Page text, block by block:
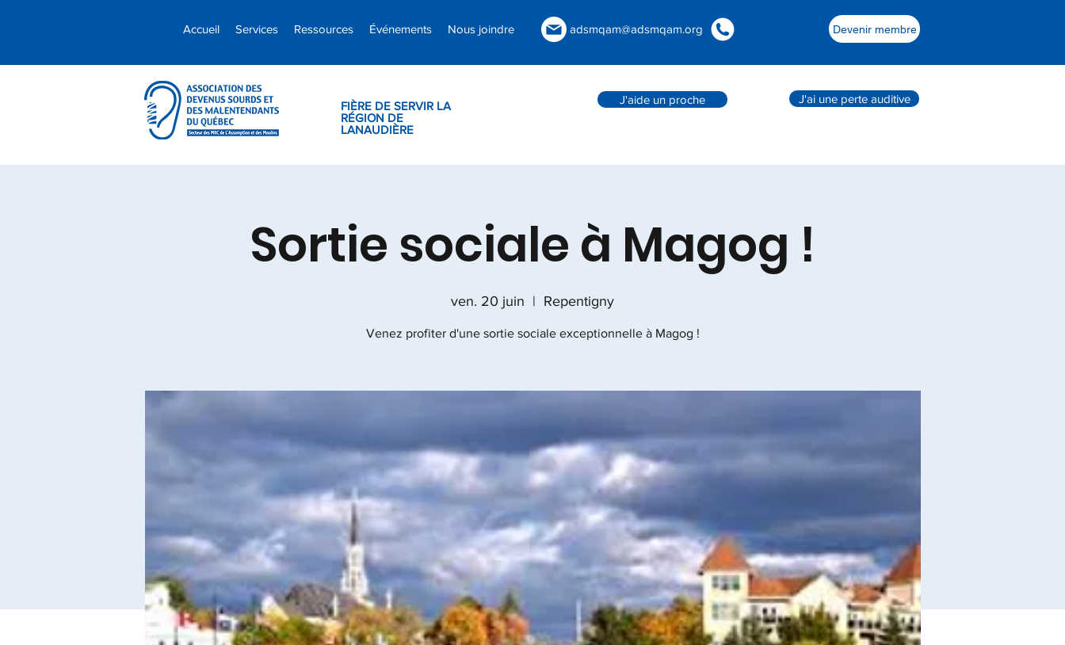
adsmqam@adsmqam.org Devenir membre
Accueil Services Ressources Événements Nous joindre
FIÈRE DE SERVIR LA
RÉGION DE
LANAUDIÈRE
J'aide un proche J'ai une perte auditive
Sortie sociale à Magog !
ven. 20 juin
  |
Repentigny
Venez profiter d'une sortie sociale exceptionnelle à Magog !